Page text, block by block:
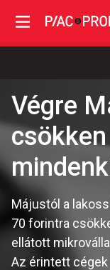
Végre
Májustól a
70 forintra
ellátott
Az érintett